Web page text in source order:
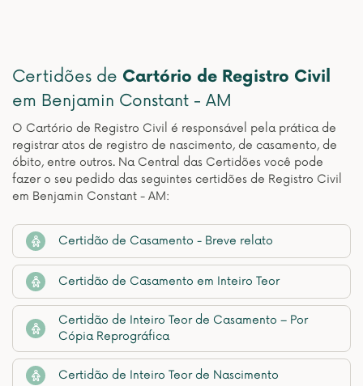
Certidões de Cartório de Registro Civil
em Benjamin Constant - AM
O Cartório de Registro Civil é responsável pela prática de
registrar atos de registro de nascimento, de casamento, de
óbito, entre outros. Na Central das Certidões você pode
fazer o seu pedido das seguintes certidões de Registro Civil
em Benjamin Constant - AM:
Certidão de Casamento - Breve relato
Certidão de Casamento em Inteiro Teor
Certidão de Inteiro Teor de Casamento – Por
Cópia Reprográfica
Certidão de Inteiro Teor de Nascimento